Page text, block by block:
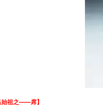
始祖之——席】